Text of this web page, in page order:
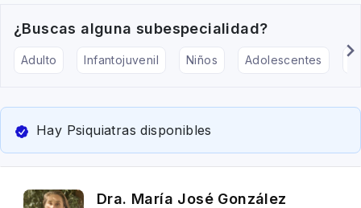
¿Buscas alguna subespecialidad?
Adulto Infantojuvenil Niños Adolescentes
Hay Psiquiatras disponibles
Dra. María José González